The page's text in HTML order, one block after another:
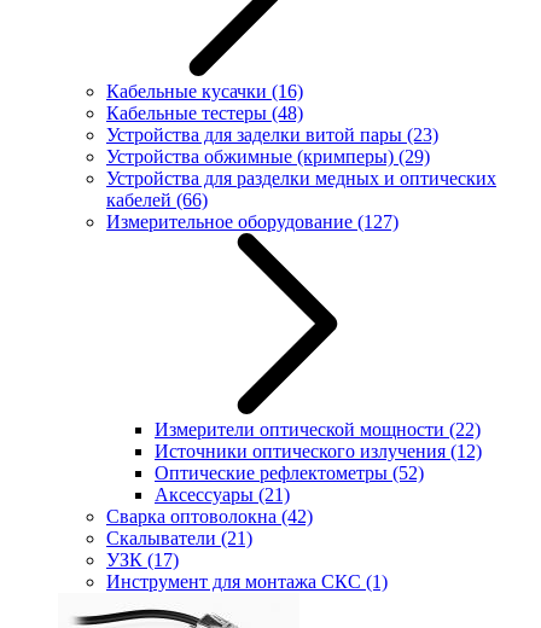
Кабельные кусачки (16)
Кабельные тестеры (48)
Устройства для заделки витой пары (23)
Устройства обжимные (кримперы) (29)
Устройства для разделки медных и оптических
кабелей (66)
Измерительное оборудование (127)
Измерители оптической мощности (22)
Источники оптического излучения (12)
Оптические рефлектометры (52)
Аксессуары (21)
Сварка оптоволокна (42)
Скалыватели (21)
УЗК (17)
Инструмент для монтажа СКС (1)